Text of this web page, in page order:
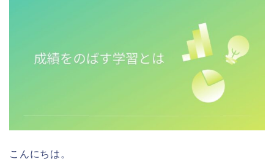
こんにちは。